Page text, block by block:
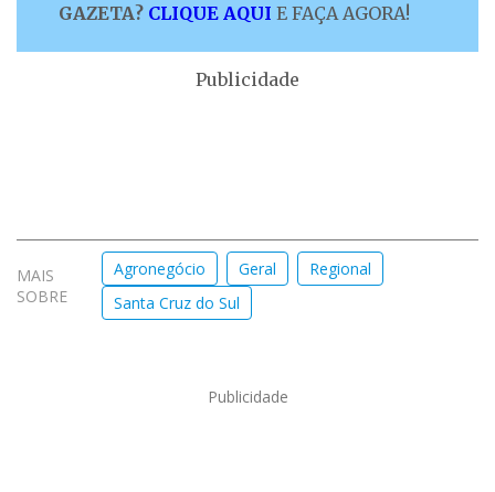
GAZETA? CLIQUE AQUI E FAÇA AGORA!
Publicidade
MAIS
SOBRE
Agronegócio Geral
Regional
Santa Cruz do Sul
Publicidade